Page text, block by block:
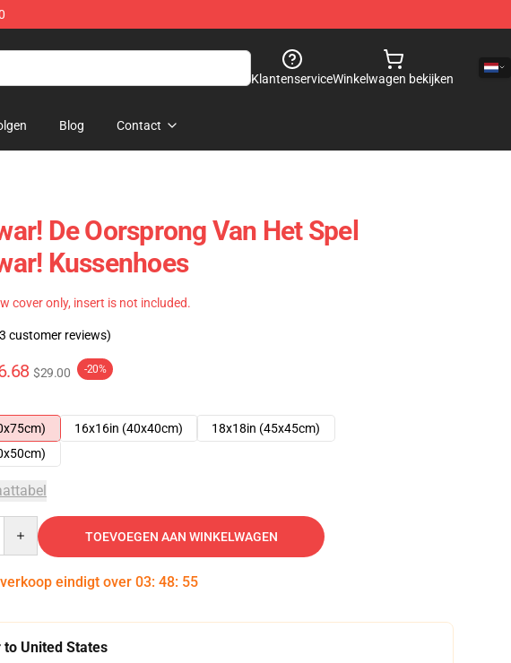
KlantenserviceWinkelwagen bekijken
Blog Contact
De Oorsprong Van Het Spel
Kussenhoes
cover only, insert is not included.
customer reviews)
$29.00 -20%
16x16in (40x40cm)
18x18in (45x45cm)
TOEVOEGEN AAN WINKELWAGEN
eindigt over 03: 48: 54
to United States